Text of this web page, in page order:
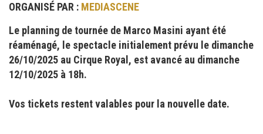
ORGANISÉ PAR : MEDIASCENE
Le planning de tournée de Marco Masini ayant été
réaménagé, le spectacle initialement prévu le dimanche
26/10/2025 au Cirque Royal, est avancé au dimanche
12/10/2025 à 18h.
Vos tickets restent valables pour la nouvelle date.